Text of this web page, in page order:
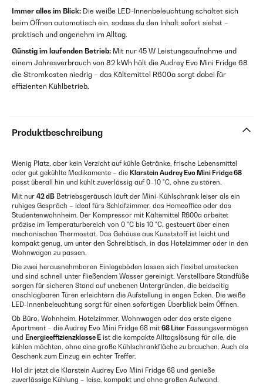
Immer alles im Blick: Die weiße LED-Innenbeleuchtung schaltet sich
beim Öffnen automatisch ein, sodass du den Inhalt sofort siehst –
praktisch und angenehm im Alltag.
Günstig im laufenden Betrieb: Mit nur 45 W Leistungsaufnahme und
einem Jahresverbrauch von 82 kWh hält die Audrey Evo Mini Fridge 68
die Stromkosten niedrig – das Kältemittel R600a sorgt dabei für
effizienten Kühlbetrieb.
Produktbeschreibung
Wenig Platz, aber kein Verzicht auf kühle Getränke, frische Lebensmittel
oder gut gekühlte Medikamente – die Klarstein Audrey Evo Mini Fridge 68
passt überall hin und kühlt zuverlässig auf 0–10 °C, ohne zu stören.
Mit nur 42 dB Betriebsgeräusch läuft der Mini-Kühlschrank leiser als ein
ruhiges Gespräch – ideal fürs Schlafzimmer, das Homeoffice oder das
Studentenwohnheim. Der Kompressor mit Kältemittel R600a arbeitet
präzise im Temperaturbereich von 0 °C bis 10 °C, gesteuert über einen
mechanischen Thermostat. Das Gehäuse aus Kunststoff ist leicht und
kompakt genug, um unter den Schreibtisch, in das Hotelzimmer oder in den
Wohnwagen zu passen.
Die zwei herausnehmbaren Einlegeböden lassen sich flexibel umstecken
und sind schnell unter fließendem Wasser gereinigt. Verstellbare Standfüße
sorgen für sicheren Stand auf unebenen Untergründen, die beidseitig
anschlagbaren Türen erleichtern die Aufstellung in engen Ecken. Die weiße
LED-Innenbeleuchtung sorgt für einen sofortigen Überblick beim Öffnen.
Ob Büro, Wohnheim, Hotelzimmer, Wohnwagen oder das erste eigene
Apartment – die Audrey Evo Mini Fridge 68 mit 68 Liter Fassungsvermögen
und Energieeffizienzklasse E ist die kompakte Alltagslösung für alle, die
kühlen möchten, ohne eine große Kühlschrankfläche zu brauchen. Auch als
Geschenk zum Einzug ein echter Treffer.
Hol dir jetzt die Klarstein Audrey Evo Mini Fridge 68 und genieße
zuverlässige Kühlung – leise, kompakt und ohne großen Aufwand.